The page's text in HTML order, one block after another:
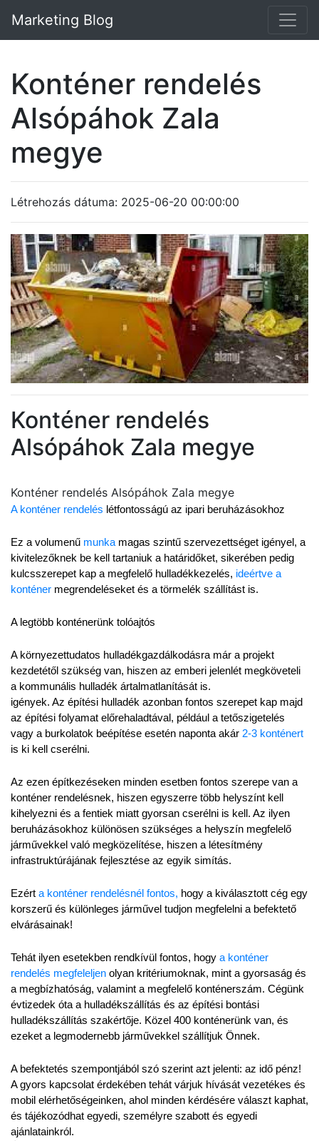
Marketing Blog
Konténer rendelés
Alsópáhok Zala
megye
Létrehozás dátuma: 2025-06-20 00:00:00
Konténer rendelés
Alsópáhok Zala megye
Konténer rendelés Alsópáhok Zala megye
A konténer rendelés létfontosságú az ipari beruházásokhoz
Ez a volumenű munka magas szintű szervezettséget igényel, a
kivitelezőknek be kell tartaniuk a határidőket, sikerében pedig
kulcsszerepet kap a megfelelő hulladékkezelés, ideértve a
konténer megrendeléseket és a törmelék szállítást is.
A legtöbb konténerünk tolóajtós
A környezettudatos hulladékgazdálkodásra már a projekt
kezdetétől szükség van, hiszen az emberi jelenlét megköveteli
a kommunális hulladék ártalmatlanítását is.
igények. Az építési hulladék azonban fontos szerepet kap majd
az építési folyamat előrehaladtával, például a tetőszigetelés
vagy a burkolatok beépítése esetén naponta akár
is ki kell cserélni.
Az ezen építkezéseken minden esetben fontos szerepe van a
konténer rendelésnek, hiszen egyszerre több helyszínt kell
kihelyezni és a fentiek miatt gyorsan cserélni is kell. Az ilyen
beruházásokhoz különösen szükséges a helyszín megfelelő
járművekkel való megközelítése, hiszen a létesítmény
infrastruktúrájának fejlesztése az egyik simítás.
Ezért a konténer rendelésnél fontos, hogy a kiválasztott cég egy
korszerű és különleges járművel tudjon megfelelni a befektető
elvárásainak!
Tehát ilyen esetekben rendkívül fontos, hogy a konténer
rendelés megfeleljen olyan kritériumoknak, mint a gyorsaság és
a megbízhatóság, valamint a megfelelő konténerszám. Cégünk
évtizedek óta a hulladékszállítás és az építési bontási
hulladékszállítás szakértője. Közel 400 konténerünk van, és
ezeket a legmodernebb járművekkel szállítjuk Önnek.
A befektetés szempontjából szó szerint azt jelenti: az idő pénz!
A gyors kapcsolat érdekében tehát várjuk hívását vezetékes és
mobil elérhetőségeinken, ahol minden kérdésére választ kaphat,
és tájékozódhat egyedi, személyre szabott és egyedi
ajánlatainkról.